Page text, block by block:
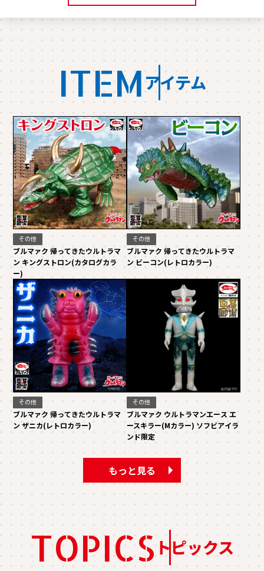
ITEM アイテム
その他
ブルマァク 帰ってきたウルトラマ
ン キングストロン(カタログカラ
ー)
その他
ブルマァク 帰ってきたウルトラマ
ン ビーコン(レトロカラー)
その他
ブルマァク 帰ってきたウルトラマ
ン ザニカ(レトロカラー)
その他
ブルマァク ウルトラマンエース エ
ースキラー(Mカラー) ソフビアイラ
ンド限定
もっと見る
TOPICS トピックス